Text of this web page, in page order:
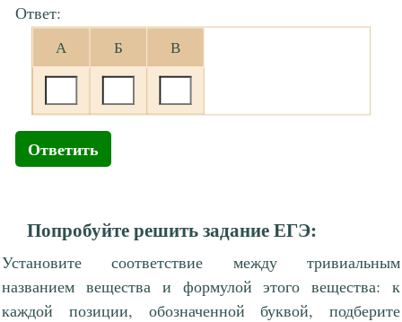
Ответ:
А Б В
Ответить
Попробуйте решить задание ЕГЭ:
Установите соответствие между тривиальным
названием вещества и формулой этого вещества: к
каждой позиции, обозначенной буквой, подберите